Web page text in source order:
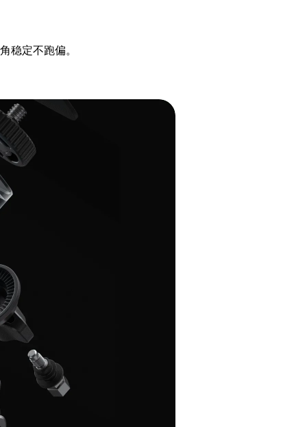
稳定不跑偏。